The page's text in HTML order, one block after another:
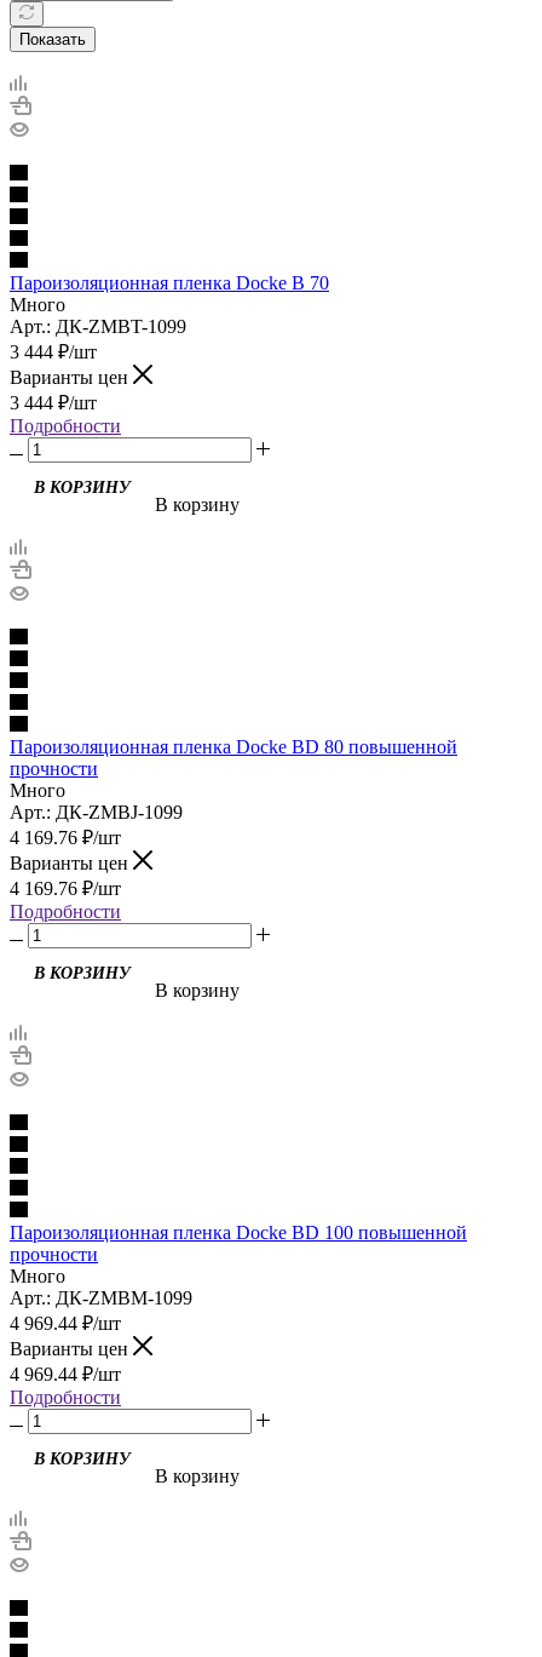
Показать
Пароизоляционная пленка Docke B 70
Много
Арт.: ДК-ZMBT-1099
3 444 ₽/шт
Варианты цен
3 444 ₽/шт
Подробности
В корзину
Пароизоляционная пленка Docke BD 80 повышенной
прочности
Много
Арт.: ДК-ZMBJ-1099
4 169.76 ₽/шт
Варианты цен
4 169.76 ₽/шт
Подробности
В корзину
Пароизоляционная пленка Docke BD 100 повышенной
прочности
Много
Арт.: ДК-ZMBM-1099
4 969.44 ₽/шт
Варианты цен
4 969.44 ₽/шт
Подробности
В корзину